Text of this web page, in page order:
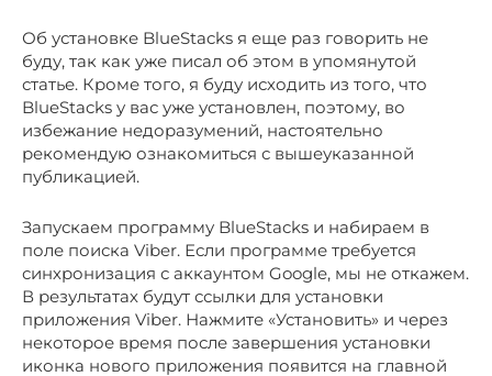
Об установке BlueStacks я еще раз говорить не
буду, так как уже писал об этом в упомянутой
статье. Кроме того, я буду исходить из того, что
BlueStacks у вас уже установлен, поэтому, во
избежание недоразумений, настоятельно
рекомендую ознакомиться с вышеуказанной
публикацией.
Запускаем программу BlueStacks и набираем в
поле поиска Viber. Если программе требуется
синхронизация с аккаунтом Google, мы не откажем.
В результатах будут ссылки для установки
приложения Viber. Нажмите «Установить» и через
некоторое время после завершения установки
иконка нового приложения появится на главной